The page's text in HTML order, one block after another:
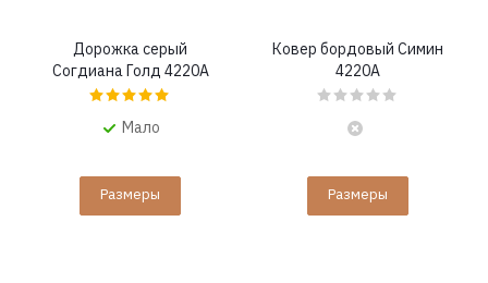
Дорожка серый
Согдиана Голд 4220A
Мало
Размеры
Ковер бордовый Симин
4220A
Размеры